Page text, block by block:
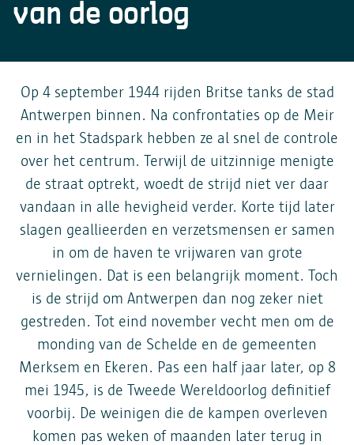
van de oorlog
Op 4 september 1944 rijden Britse tanks de stad
Antwerpen binnen. Na confrontaties op de Meir
en in het Stadspark hebben ze al snel de controle
over het centrum. Terwijl de uitzinnige menigte
de straat optrekt, woedt de strijd niet ver daar
vandaan in alle hevigheid verder. Korte tijd later
slagen geallieerden en verzetsmensen er samen
in om de haven te vrijwaren van grote
vernielingen. Dat is een belangrijk moment. Toch
is de strijd om Antwerpen dan nog zeker niet
gestreden. Tot eind november vecht men om de
monding van de Schelde en de gemeenten
Merksem en Ekeren. Pas een half jaar later, op 8
mei 1945, is de Tweede Wereldoorlog definitief
voorbij. De weinigen die de kampen overleven
komen pas weken of maanden later terug in
Doorgifte aan andere partijen
opnemen viainformatieveiligheid@antwerpen.be
Bewaartermijn
wil weten hoe lang je gegevens in een specifiek geval
informatieveiligheid@antwerpen.be. Na afloop van de
Antwerpen gewist.
Jouw rechten
Drukpersstraat 35
1000 BRUSSEL
Fax 02/274.48.35
contact@apd-gba.be
Heb je vragen over de verwerking van je persoonsgegevens
zoals omschreven in deze verklaring? Dan kan je onze
functionaris voor de gegevensbescherming contacteren via
informatieveiligheid@antwerpen.be.
Voorkeuren opslaan